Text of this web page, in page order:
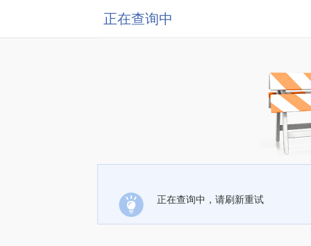
正在查询中
正在查询中，请刷新重试